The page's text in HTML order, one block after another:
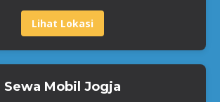
Lihat Lokasi
Sewa Mobil Jogja